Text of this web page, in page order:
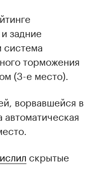
задние
система
торможения
(3-е место).
ворвавшейся в
автоматическая
скрытые